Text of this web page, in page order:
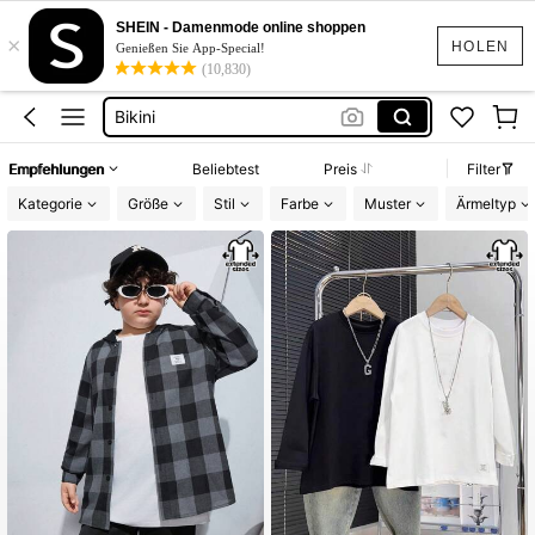
HOLEN
×
SHEIN - Damenmode online shoppen
Genießen Sie App-Special!
(10,830)
Festival Outfit Damen
Squishies
Sommerkleider Für Damen
Bikini
Squishies
Empfehlungen Beliebtest Preis
Filter
Kategorie
Größe Stil Farbe Muster Ärmeltyp